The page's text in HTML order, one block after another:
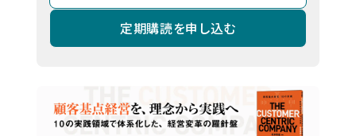
定期購読を申し込む